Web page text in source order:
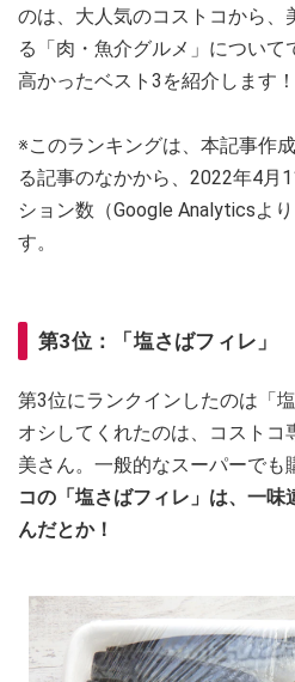
のは、大人気のコストコから、
る「肉・魚介グルメ」につい
高かったベスト3を紹介します！
※このランキングは、本記事作
る記事のなかから、2022年4月
ション数（Google Analyticsよ
す。
第3位：「塩さばフィレ」
第3位にランクインしたのは「
オシしてくれたのは、コスト
美さん。一般的なスーパーでも
コの「塩さばフィレ」は、一
んだとか！